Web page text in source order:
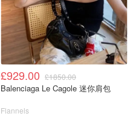
£929.00 £1850.00
Balenciaga Le Cagole 迷你肩包
Flannels